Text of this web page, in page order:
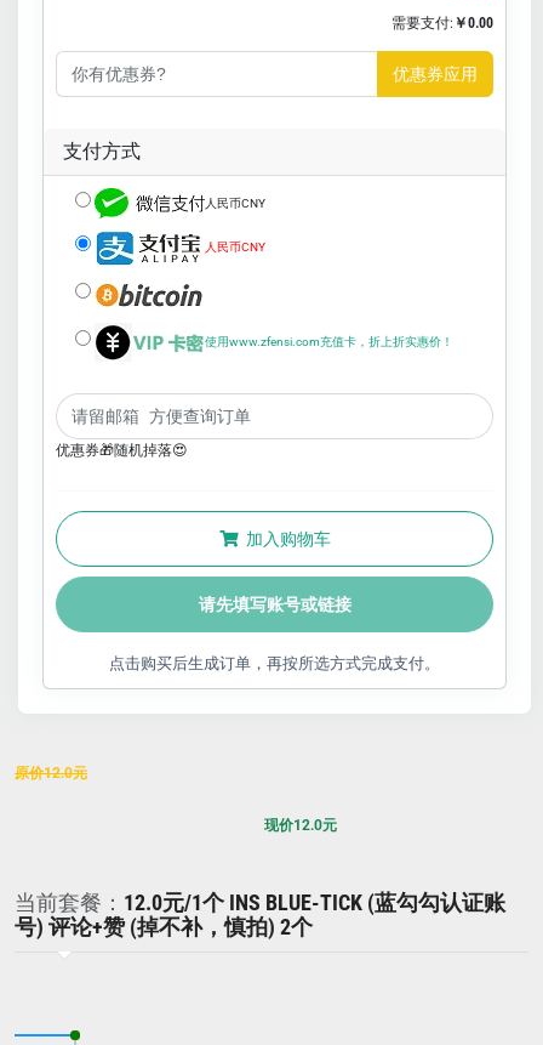
需要支付: ￥0.00
优惠券应用
支付方式
人民币CNY
人民币CNY
使用www.zfensi.com充值卡，折上折实惠价！
优惠券🎁随机掉落😍
加入购物车
请先填写账号或链接
点击购买后生成订单，再按所选方式完成支付。
原价12.0元
现价12.0元
当前套餐： 12.0元/1个 INS BLUE-TICK (蓝勾勾认证账
号) 评论+赞 (掉不补，慎拍) 2个